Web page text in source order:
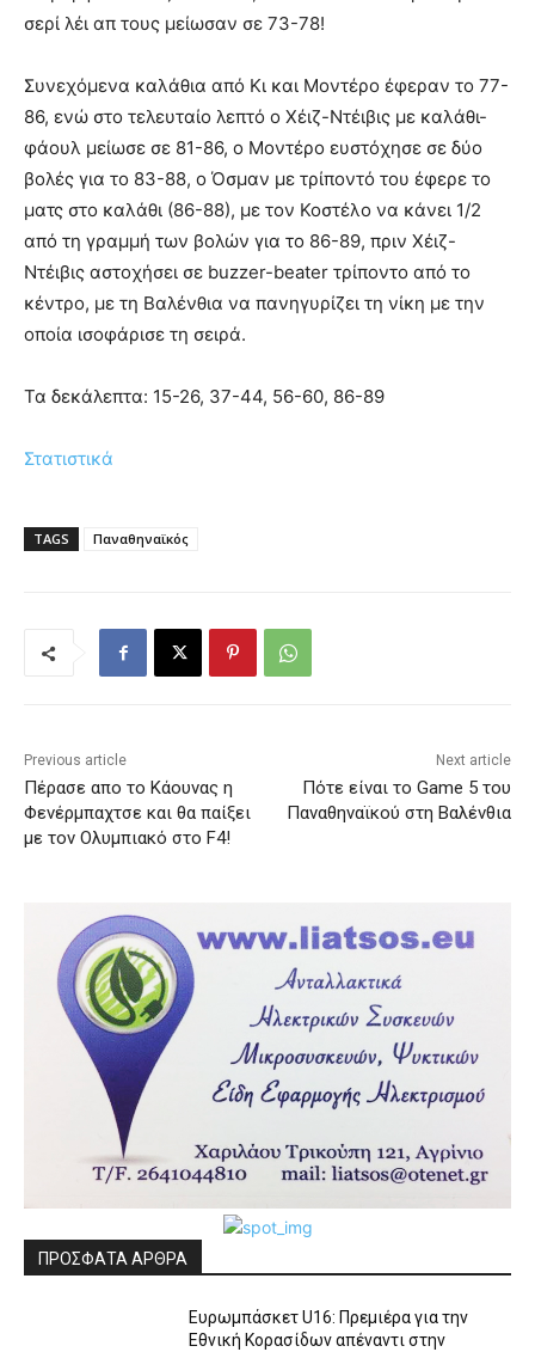
σερί λέι απ τους μείωσαν σε 73-78!
Συνεχόμενα καλάθια από Κι και Μοντέρο έφεραν το 77-
86, ενώ στο τελευταίο λεπτό ο Χέιζ-Ντέιβις με καλάθι-
φάουλ μείωσε σε 81-86, ο Μοντέρο ευστόχησε σε δύο
βολές για το 83-88, ο Όσμαν με τρίποντό του έφερε το
ματς στο καλάθι (86-88), με τον Κοστέλο να κάνει 1/2
από τη γραμμή των βολών για το 86-89, πριν Χέιζ-
Ντέιβις αστοχήσει σε buzzer-beater τρίποντο από το
κέντρο, με τη Βαλένθια να πανηγυρίζει τη νίκη με την
οποία ισοφάρισε τη σειρά.
Τα δεκάλεπτα: 15-26, 37-44, 56-60, 86-89
Στατιστικά
TAGS Παναθηναϊκός
Previous article
Πέρασε απο το Κάουνας η
Φενέρμπαχτσε και θα παίξει
με τον Ολυμπιακό στο F4!
Next article
Πότε είναι το Game 5 του
Παναθηναϊκού στη Βαλένθια
ΠΡΟΣΦΑΤΑ ΑΡΘΡΑ
Ευρωμπάσκετ U16: Πρεμιέρα για την
Εθνική Κορασίδων απέναντι στην